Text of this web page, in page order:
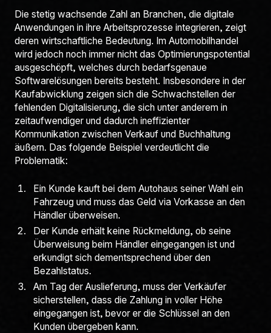
Die stetig wachsende Zahl an Branchen, die digitale
Anwendungen in ihre Arbeitsprozesse integrieren, zeigt
deren wirtschaftliche Bedeutung. Im Automobilhandel
wird jedoch noch immer nicht das Optimierungspotential
ausgeschöpft, welches durch bedarfsgenaue
Softwarelösungen bereits besteht. Insbesondere in der
Kaufabwicklung zeigen sich die Schwachstellen der
fehlenden Digitalisierung, die sich unter anderem in
zeitaufwendiger und dadurch ineffizienter
Kommunikation zwischen Verkauf und Buchhaltung
äußern. Das folgende Beispiel verdeutlicht die
Problematik:
Ein Kunde kauft bei dem Autohaus seiner Wahl ein
Fahrzeug und muss das Geld via Vorkasse an den
Händler überweisen.
Der Kunde erhält keine Rückmeldung, ob seine
Überweisung beim Händler eingegangen ist und
erkundigt sich dementsprechend über den
Bezahlstatus.
Am Tag der Auslieferung, muss der Verkäufer
sicherstellen, dass die Zahlung in voller Höhe
eingegangen ist, bevor er die Schlüssel an den
Kunden übergeben kann.